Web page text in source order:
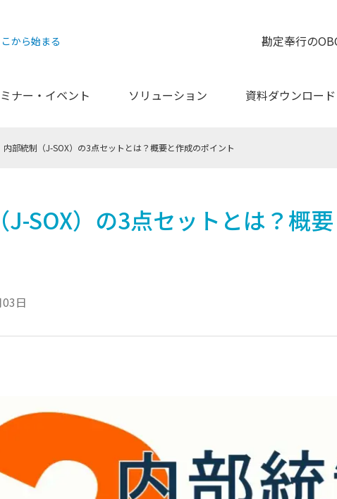
から始まる 勘定奉行の
ナー・イベント ソリューション 資料ダウンロード
内部統制（J-SOX）の3点セットとは？概要と作成のポイント
J-SOX）の3点セットとは？概
日